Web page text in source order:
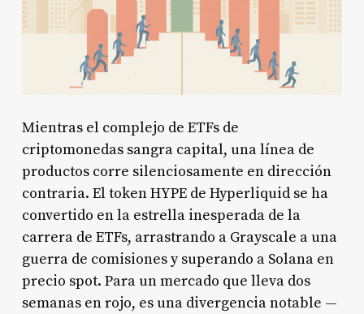
Mientras el complejo de ETFs de
criptomonedas sangra capital, una línea de
productos corre silenciosamente en dirección
contraria. El token HYPE de Hyperliquid se ha
convertido en la estrella inesperada de la
carrera de ETFs, arrastrando a Grayscale a una
guerra de comisiones y superando a Solana en
precio spot. Para un mercado que lleva dos
semanas en rojo, es una divergencia notable —